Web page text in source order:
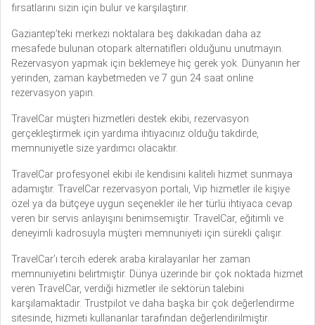
fırsatlarını sizin için bulur ve karşılaştırır.
Gaziantep’teki merkezi noktalara beş dakikadan daha az
mesafede bulunan otopark alternatifleri olduğunu unutmayın.
Rezervasyon yapmak için beklemeye hiç gerek yok. Dünyanın her
yerinden, zaman kaybetmeden ve 7 gün 24 saat online
rezervasyon yapın.
TravelCar müşteri hizmetleri destek ekibi, rezervasyon
gerçekleştirmek için yardıma ihtiyacınız olduğu takdirde,
memnuniyetle size yardımcı olacaktır.
TravelCar profesyonel ekibi ile kendisini kaliteli hizmet sunmaya
adamıştır. TravelCar rezervasyon portalı, Vip hizmetler ile kişiye
özel ya da bütçeye uygun seçenekler ile her türlü ihtiyaca cevap
veren bir servis anlayışını benimsemiştir. TravelCar, eğitimli ve
deneyimli kadrosuyla müşteri memnuniyeti için sürekli çalışır.
TravelCar’ı tercih ederek araba kiralayanlar her zaman
memnuniyetini belirtmiştir. Dünya üzerinde bir çok noktada hizmet
veren TravelCar, verdiği hizmetler ile sektörün talebini
karşılamaktadır. Trustpilot ve daha başka bir çok değerlendirme
sitesinde, hizmeti kullananlar tarafından değerlendirilmiştir.